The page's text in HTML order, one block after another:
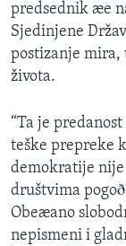
MEDICINA
KULTURA
DRUŠTVO
INTERVJU
Jezici
predsednik æe
Sjedinjene
postizanje
života.
“Ta je
teške prepreke
demokratije nije
društvima
Obeæano
nepismeni i